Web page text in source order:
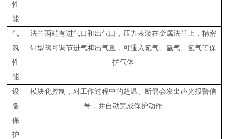
性
能
气
氛
性
能
法兰两端有进气口和出气口，压力表装在金属法兰上，精密
针型阀可调节进气和出气量，可通入氮气、氩气、氢气等保
护气体
设
备
保
护
模块化控制，对工作过程中的超温、断偶会发出声光报警信
号，并自动完成保护动作